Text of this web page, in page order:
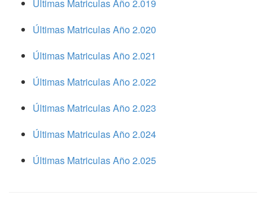
Últimas Matriculas Año 2.019
Últimas Matriculas Año 2.020
Últimas Matriculas Año 2.021
Últimas Matriculas Año 2.022
Últimas Matriculas Año 2.023
Últimas Matriculas Año 2.024
Últimas Matriculas Año 2.025